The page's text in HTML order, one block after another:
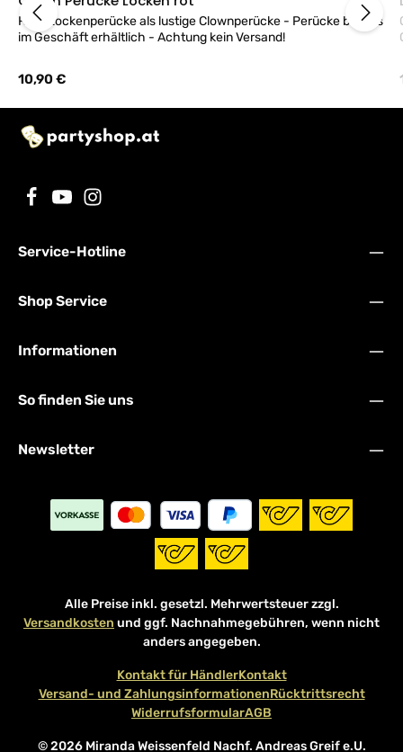
Rote Lockenperücke als lustige Clownperücke - Perücke bei uns
im Geschäft erhältlich - Achtung kein Versand!
Regulärer Preis:
10,90 €
Service-Hotline
Shop Service
Informationen
So finden Sie uns
Newsletter
Alle Preise inkl. gesetzl. Mehrwertsteuer zzgl.
Versandkosten und ggf. Nachnahmegebühren, wenn nicht
anders angegeben.
© 2026 Miranda Weissenfeld Nachf. Andreas Greif e.U.
Kontakt für HändlerKontakt
Versand- und ZahlungsinformationenRücktrittsrecht
WiderrufsformularAGB